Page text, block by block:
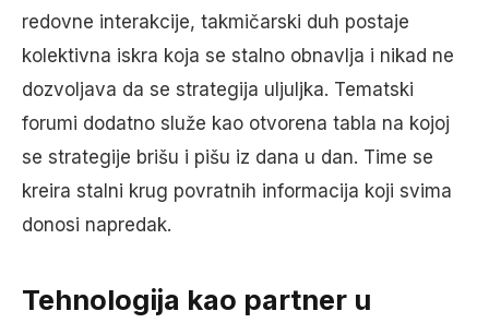
redovne interakcije, takmičarski duh postaje
kolektivna iskra koja se stalno obnavlja i nikad ne
dozvoljava da se strategija uljuljka. Tematski
forumi dodatno služe kao otvorena tabla na kojoj
se strategije brišu i pišu iz dana u dan. Time se
kreira stalni krug povratnih informacija koji svima
donosi napredak.
Tehnologija kao partner u